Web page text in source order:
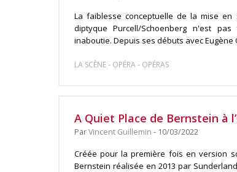
La faiblesse conceptuelle de la mise
diptyque Purcell/Schoenberg n'est
inaboutie. Depuis ses débuts avec Eugène
LA SCÈNE- OPÉRA- OPÉRAS
A Quiet Place de Bernstein à
ParVincent Guillemin - 10/03/2022
Créée pour la première fois en version
Bernstein réalisée en 2013 par